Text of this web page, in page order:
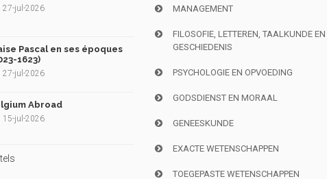
27-jul-2026
Pascal en ses époques
1623)
27-jul-2026
Abroad
15-jul-2026
MANAGEMENT
FILOSOFIE, LETTEREN, TAALKUNDE EN
GESCHIEDENIS
PSYCHOLOGIE EN OPVOEDING
GODSDIENST EN MORAAL
GENEESKUNDE
EXACTE WETENSCHAPPEN
TOEGEPASTE WETENSCHAPPEN